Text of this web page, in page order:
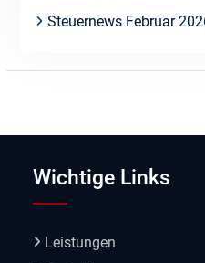
Steuernews Februar
Wichtige Links
Leistungen